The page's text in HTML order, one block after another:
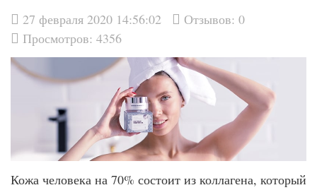
27 февраля 2020 14:56:02 Отзывов: 0
Просмотров: 4356
Кожа человека на 70% состоит из коллагена, который